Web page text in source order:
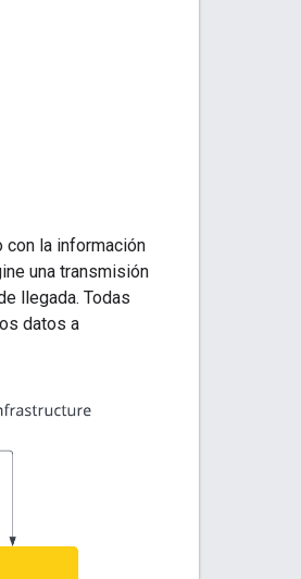
con la información
una transmisión
llegada. Todas
datos a